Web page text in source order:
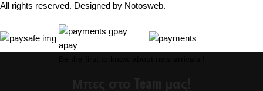
All rights reserved. Designed by Notosweb.